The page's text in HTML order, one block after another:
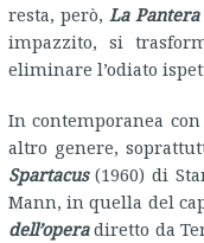
resta, però,La
impazzito, si
eliminare l’odiato
In contemporanea
altro genere,
Spartacus(1960) di
Mann, in quella del
dell’operadiretto da